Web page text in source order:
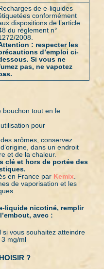
de e-liquides
conformément
dispositions de l’article
du règlement n°
2008.
: respecter les
d’emploi ci-
Si vous ne
pas, ne vapotez
bouchon tout en le
pour
arômes, conservez
dans un endroit
et de la chaleur.
clé et hors de portée des
en France par Kemix
de vaporisation et les
liquide nicotiné, remplir
avec :
vous souhaitez atteindre
mg/ml
?